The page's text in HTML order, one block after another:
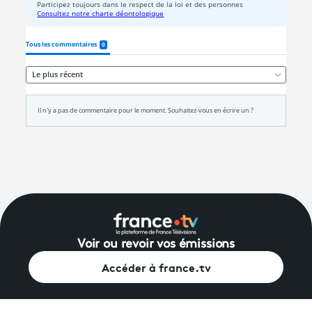
Voir ou revoir vos émissions
Accéder à france.tv